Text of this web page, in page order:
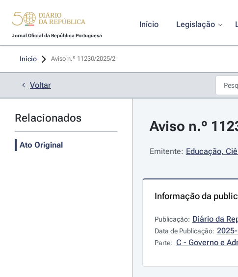
Jornal Oficial da República Portuguesa
Início Legislação
Início Aviso n.º 11230/2025/2
Voltar
Relacionados
Ato Original
Aviso n.º
Emitente: Educação,
Informação da
Publicação: Diário da
Data de Publicação:
Parte: C - Governo e